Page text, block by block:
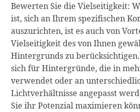
Bewerten Sie die Vielseitigkeit:
ist, sich an Ihrem spezifischen
auszurichten, ist es auch von
Vielseitigkeit des von Ihnen
Hintergrunds zu berücksichtigen.
sich für Hintergründe, die in
verwendet oder an
Lichtverhältnisse angepasst
Sie ihr Potenzial maximieren